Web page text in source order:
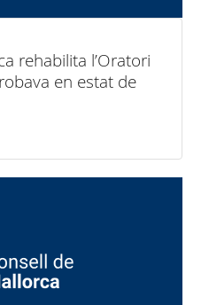
rehabilita l’Oratori
en estat de